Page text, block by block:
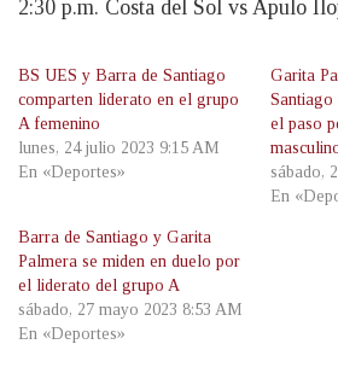
2:30 p.m. Costa del Sol vs Apulo
BS UES y Barra de Santiago
comparten liderato en el grupo
A femenino
lunes, 24 julio 2023 9:15 AM
En «Deportes»
Garita
Santiago
el paso
sábado,
En
Barra de Santiago y Garita
Palmera se miden en duelo por
el liderato del grupo A
sábado, 27 mayo 2023 8:53 AM
En «Deportes»